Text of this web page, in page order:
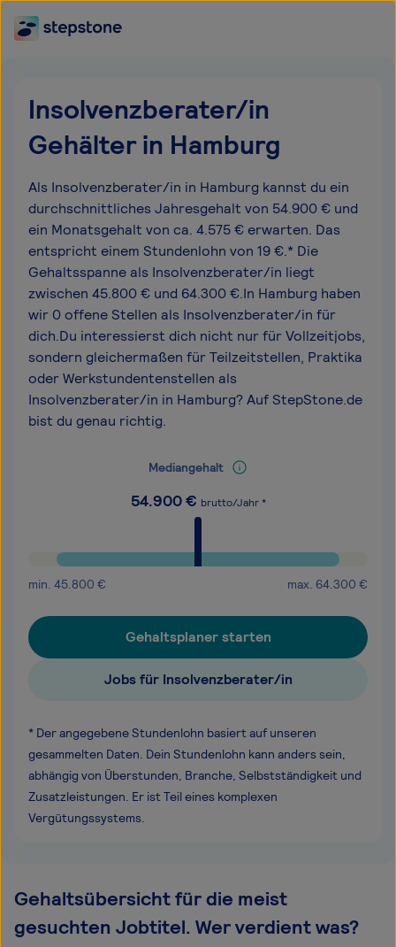
Insolvenzberater/in
Gehälter in Hamburg
Als Insolvenzberater/in in Hamburg kannst du ein
durchschnittliches Jahresgehalt von 54.900 € und
ein Monatsgehalt von ca. 4.575 € erwarten. Das
entspricht einem Stundenlohn von 19 €.* Die
Gehaltsspanne als Insolvenzberater/in liegt
zwischen 45.800 € und 64.300 €.In Hamburg haben
wir 0 offene Stellen als Insolvenzberater/in für
dich.Du interessierst dich nicht nur für Vollzeitjobs,
sondern gleichermaßen für Teilzeitstellen, Praktika
oder Werkstundentenstellen als
Insolvenzberater/in in Hamburg? Auf StepStone.de
bist du genau richtig.
Mediangehalt
54.900€ brutto/Jahr *
min. 45.800 € max. 64.300 €
Gehaltsplaner starten
Jobs für Insolvenzberater/in
* Der angegebene Stundenlohn basiert auf unseren
gesammelten Daten. Dein Stundenlohn kann anders sein,
abhängig von Überstunden, Branche, Selbstständigkeit und
Zusatzleistungen. Er ist Teil eines komplexen
Vergütungssystems.
Gehaltsübersicht für die meist
gesuchten Jobtitel. Wer verdient was?